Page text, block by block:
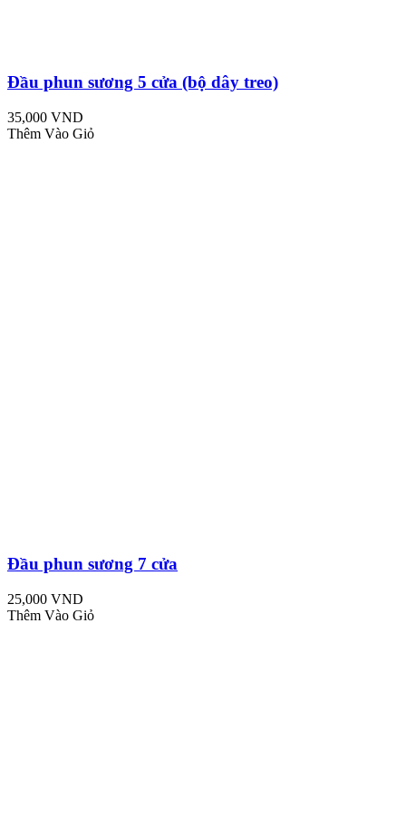
Đầu phun sương 5 cửa (bộ dây treo)
35,000 VND
Thêm Vào Giỏ
Đầu phun sương 7 cửa
25,000 VND
Thêm Vào Giỏ